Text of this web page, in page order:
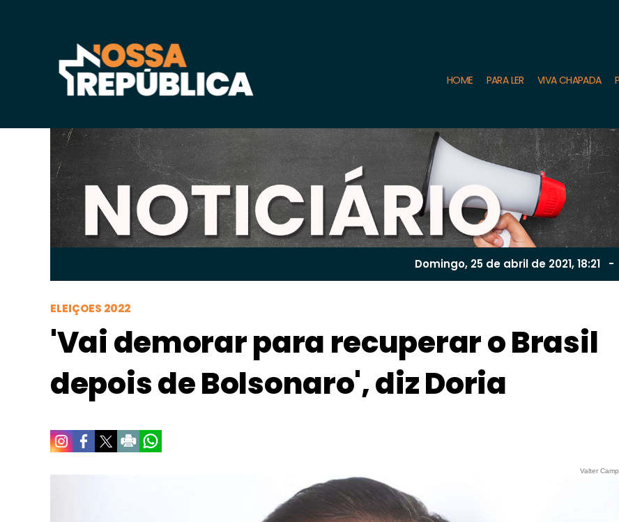
HOME PARA LER VIVA CHAPADA
Domingo, 25 de abril de 2021, 18:21 -
ELEIÇOES 2022
'Vai demorar para recuperar o Brasil
depois de Bolsonaro', diz Doria
Valter